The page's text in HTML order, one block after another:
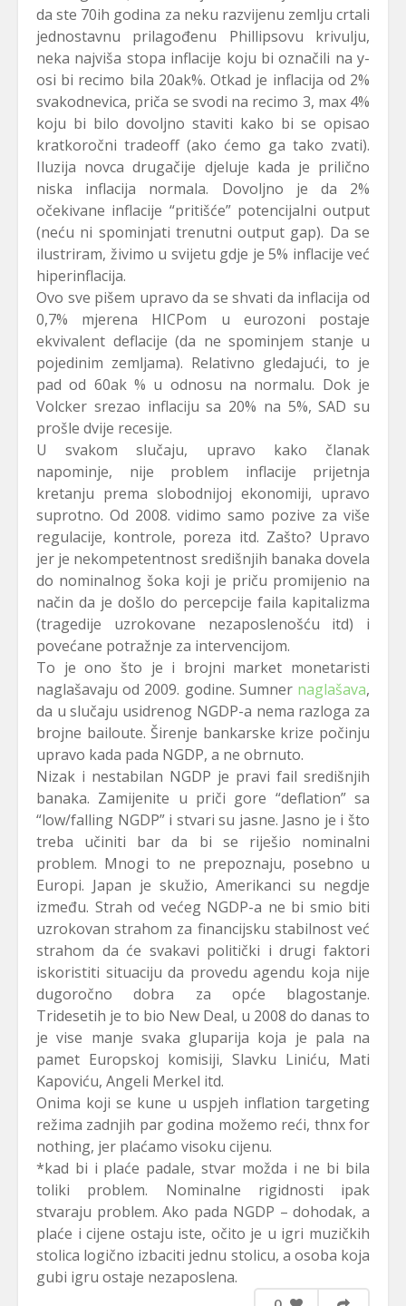
da ste 70ih godina za neku razvijenu zemlju crtali
jednostavnu prilagođenu Phillipsovu krivulju,
neka najviša stopa inflacije koju bi označili na y-
osi bi recimo bila 20ak%. Otkad je inflacija od 2%
svakodnevica, priča se svodi na recimo 3, max 4%
koju bi bilo dovoljno staviti kako bi se opisao
kratkoročni tradeoff (ako ćemo ga tako zvati).
Iluzija novca drugačije djeluje kada je prilično
niska inflacija normala. Dovoljno je da 2%
očekivane inflacije “pritišće” potencijalni output
(neću ni spominjati trenutni output gap). Da se
ilustriram, živimo u svijetu gdje je 5% inflacije već
hiperinflacija.
Ovo sve pišem upravo da se shvati da inflacija od
0,7% mjerena HICPom u eurozoni postaje
ekvivalent deflacije (da ne spominjem stanje u
pojedinim zemljama). Relativno gledajući, to je
pad od 60ak % u odnosu na normalu. Dok je
Volcker srezao inflaciju sa 20% na 5%, SAD su
prošle dvije recesije.
U svakom slučaju, upravo kako članak
napominje, nije problem inflacije prijetnja
kretanju prema slobodnijoj ekonomiji, upravo
suprotno. Od 2008. vidimo samo pozive za više
regulacije, kontrole, poreza itd. Zašto? Upravo
jer je nekompetentnost središnjih banaka dovela
do nominalnog šoka koji je priču promijenio na
način da je došlo do percepcije faila kapitalizma
(tragedije uzrokovane nezaposlenošću itd) i
povećane potražnje za intervencijom.
To je ono što je i brojni market monetaristi
naglašavaju od 2009. godine. Sumner naglašava,
da u slučaju usidrenog NGDP-a nema razloga za
brojne bailoute. Širenje bankarske krize počinju
upravo kada pada NGDP, a ne obrnuto.
Nizak i nestabilan NGDP je pravi fail središnjih
banaka. Zamijenite u priči gore “deflation” sa
“low/falling NGDP” i stvari su jasne. Jasno je i što
treba učiniti bar da bi se riješio nominalni
problem. Mnogi to ne prepoznaju, posebno u
Europi. Japan je skužio, Amerikanci su negdje
između. Strah od većeg NGDP-a ne bi smio biti
uzrokovan strahom za financijsku stabilnost već
strahom da će svakavi politički i drugi faktori
iskoristiti situaciju da provedu agendu koja nije
dugoročno dobra za opće blagostanje.
Tridesetih je to bio New Deal, u 2008 do danas to
je vise manje svaka gluparija koja je pala na
pamet Europskoj komisiji, Slavku Liniću, Mati
Kapoviću, Angeli Merkel itd.
Onima koji se kune u uspjeh inflation targeting
režima zadnjih par godina možemo reći, thnx for
nothing, jer plaćamo visoku cijenu.
*kad bi i plaće padale, stvar možda i ne bi bila
toliki problem. Nominalne rigidnosti ipak
stvaraju problem. Ako pada NGDP – dohodak, a
plaće i cijene ostaju iste, očito je u igri muzičkih
stolica logično izbaciti jednu stolicu, a osoba koja
gubi igru ostaje nezaposlena.